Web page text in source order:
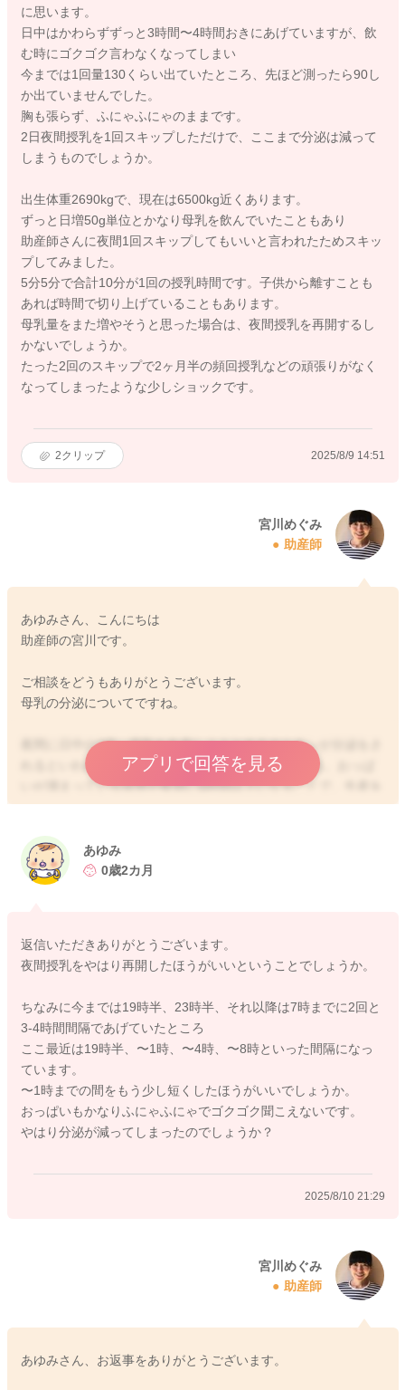
に思います。
日中はかわらずずっと3時間〜4時間おきにあげていますが、飲
む時にゴクゴク言わなくなってしまい
今までは1回量130くらい出ていたところ、先ほど測ったら90し
か出ていませんでした。
胸も張らず、ふにゃふにゃのままです。
2日夜間授乳を1回スキップしただけで、ここまで分泌は減って
しまうものでしょうか。
出生体重2690kgで、現在は6500kg近くあります。
ずっと日増50g単位とかなり母乳を飲んでいたこともあり
助産師さんに夜間1回スキップしてもいいと言われたためスキッ
プしてみました。
5分5分で合計10分が1回の授乳時間です。子供から離すことも
あれば時間で切り上げていることもあります。
母乳量をまた増やそうと思った場合は、夜間授乳を再開するし
かないでしょうか。
たった2回のスキップで2ヶ月半の頻回授乳などの頑張りがなく
なってしまったような少しショックです。
2クリップ 2025/8/9 14:51
宮川めぐみ
助産師
あゆみさん、こんにちは
助産師の宮川です。
ご相談をどうもありがとうございます。
母乳の分泌についてですね。
夜間に日中の2倍、母乳を生産しようとするホルモンが分泌をさ
れるといわれます。このタイミングで授乳がなくなる、おっぱ
いが溜まっている状態が夜間に6時間以上になることで、生産を
そこまでしなくてもいいのだと反応をするようになることもあ
なので時間の間隔に気をつけていただきつつ、授乳を夜間にも
よかったら参考になさってみてください。
どうぞよろしくお願いします。
アプリで回答を見る
2025/8/10 16:08
あゆみ
0歳2カ月
返信いただきありがとうございます。
夜間授乳をやはり再開したほうがいいということでしょうか。
ちなみに今までは19時半、23時半、それ以降は7時までに2回と
3-4時間間隔であげていたところ
ここ最近は19時半、〜1時、〜4時、〜8時といった間隔になっ
ています。
〜1時までの間をもう少し短くしたほうがいいでしょうか。
おっぱいもかなりふにゃふにゃでゴクゴク聞こえないです。
やはり分泌が減ってしまったのでしょうか？
2025/8/10 21:29
宮川めぐみ
助産師
あゆみさん、お返事をありがとうございます。